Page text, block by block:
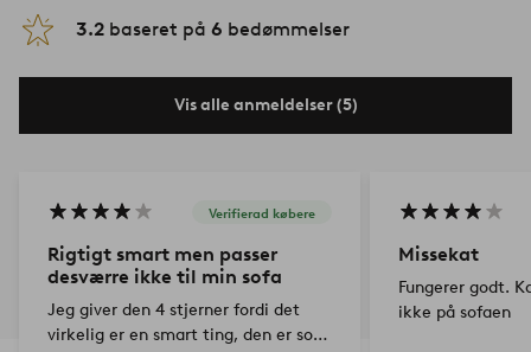
3.2 baseret på 6 bedømmelser
Vis alle anmeldelser (5)
Verifierad købere
Rigtigt smart men passer
desværre ikke til min sofa
Jeg giver den 4 stjerner fordi det
virkelig er en smart ting, den er solid
Missekat
Fungerer godt.
ikke på sofaen